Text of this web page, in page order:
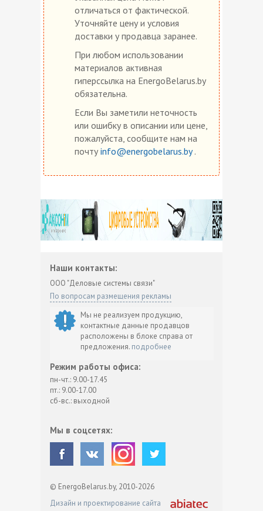
отличаться от фактической.
Уточняйте цену и условия
доставки у продавца заранее.
При любом использовании
материалов активная
гиперссылка на EnergoBelarus.by
обязательна.
Если Вы заметили неточность
или ошибку в описании или цене,
пожалуйста, сообщите нам на
почту info@energobelarus.by.
Наши контакты:
ООО "Деловые системы связи"
По вопросам размещения рекламы
Мы не реализуем продукцию,
контактные данные продавцов
расположены в блоке справа от
предложения. подробнее
Режим работы офиса:
пн-чт.: 9.00-17.45
пт.: 9.00-17.00
сб-вс.: выходной
Мы в соцсетях:
© EnergoBelarus.by, 2010-2026
Дизайн и проектирование сайта